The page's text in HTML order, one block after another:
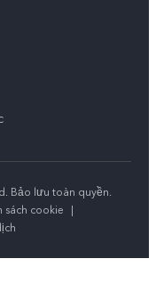
Bảo lưu toàn quyền.
sách cookie
|